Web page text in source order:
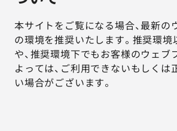
本サイトをご覧になる場合、最新の
の環境を推奨いたします。推奨環
や、推奨環境下でもお客様のウェブ
よっては、ご利用できないもしくは
い場合がございます。